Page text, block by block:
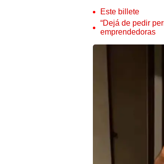
Este billete
“Dejá de pedir
emprendedoras